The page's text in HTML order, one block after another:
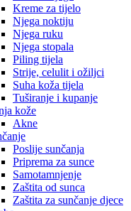
Kreme za tijelo
Njega noktiju
Njega ruku
Njega stopala
Piling tijela
Strije, celulit i ožiljci
Suha koža tijela
Tuširanje i kupanje
kože
Akne
Poslije sunčanja
Priprema za sunce
Samotamnjenje
Zaštita od sunca
Zaštita za sunčanje djece